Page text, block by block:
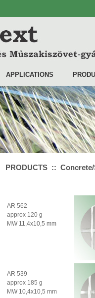
APPLICATIONS
PRODUCTS ::
AR 562
approx 120 g
MW 11,4x10,5 mm
AR 539
approx 185 g
MW 10,4x10,5 mm